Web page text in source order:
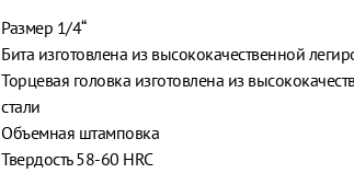
Размер 1/4“
Бита изготовлена из высококачественной
Торцевая головка изготовлена из
стали
Объемная штамповка
Твердость 58-60 HRC